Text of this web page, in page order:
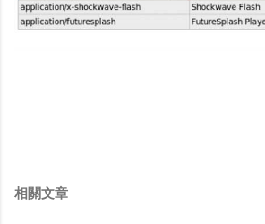
相關文章